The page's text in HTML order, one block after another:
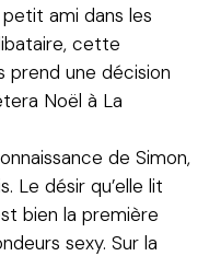
ami dans les
cette
prend une décision
Noël à La
de Simon,
Le désir qu’elle lit
bien la première
sexy. Sur la